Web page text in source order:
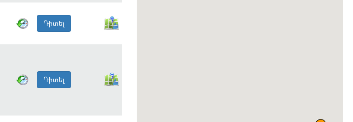
Դիտել
Դիտել